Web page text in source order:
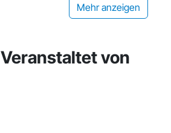
Mehr anzeigen
Veranstaltet von